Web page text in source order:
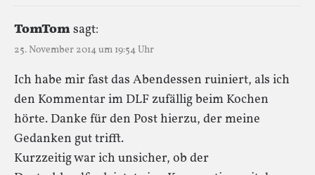
TomTomsagt:
25. November 2014 um 19:54 Uhr
Ich habe mir fast das Abendessen ruiniert, als ich
den Kommentar im DLF zufällig beim Kochen
hörte. Danke für den Post hierzu, der meine
Gedanken gut trifft.
Kurzzeitig war ich unsicher, ob der